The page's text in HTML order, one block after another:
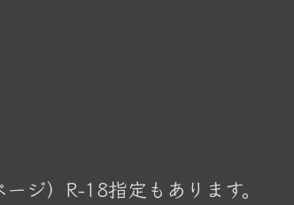
ジ）R-18指定もあります。